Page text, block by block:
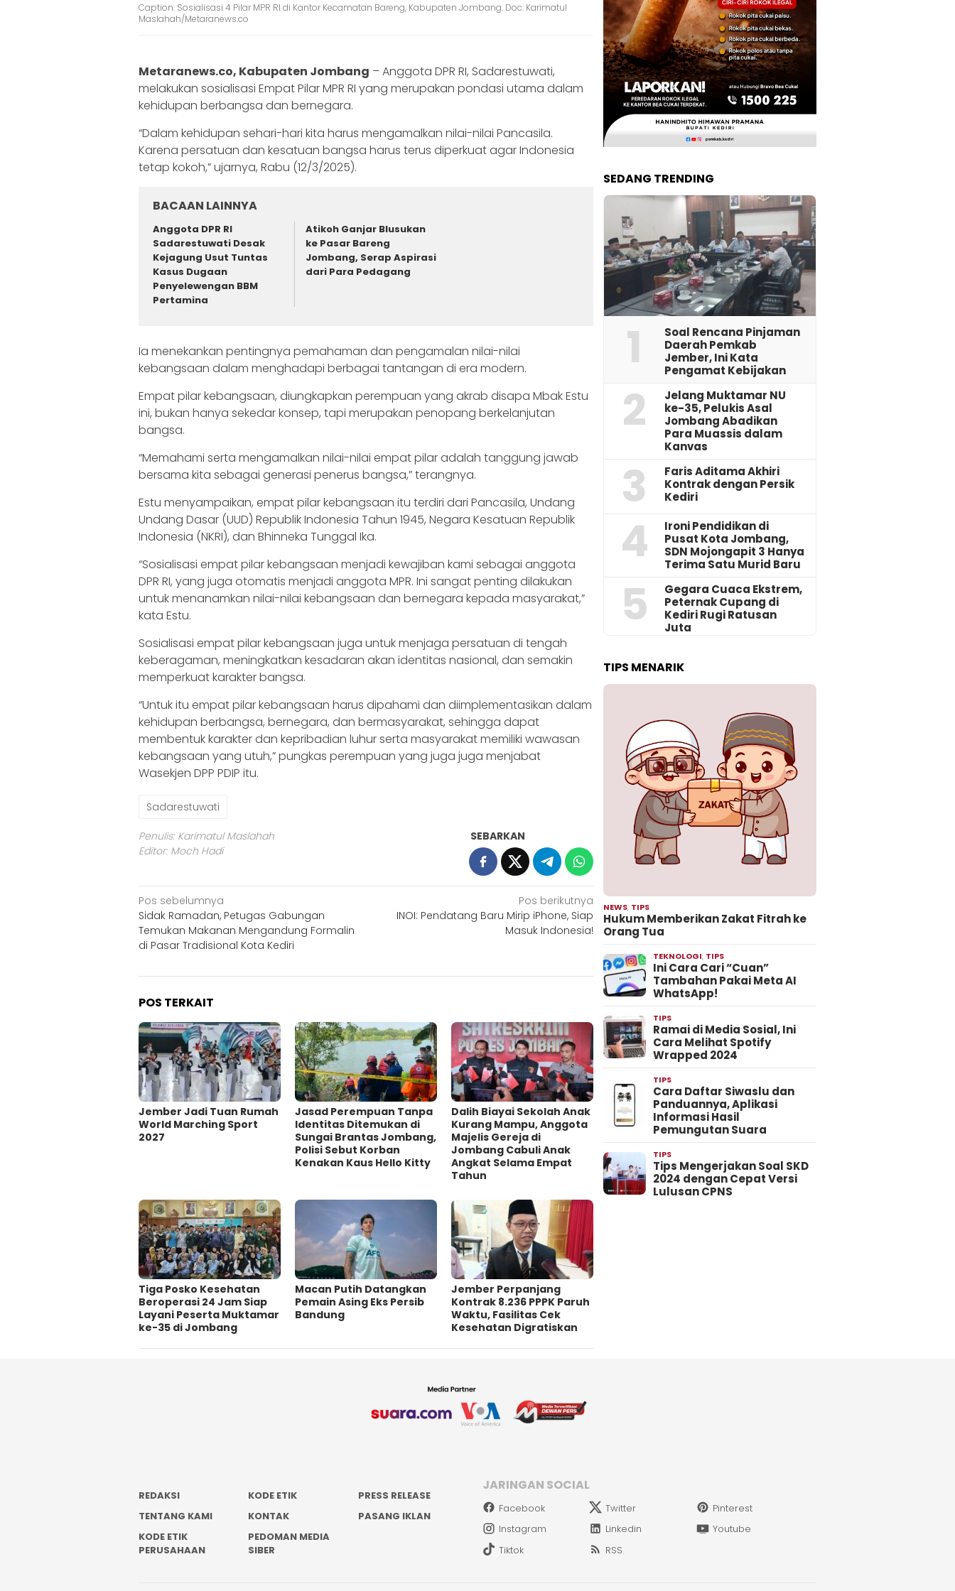
Caption: Sosialisasi 4 Pilar MPR RI di Kantor Kecamatan Bareng, Kabupaten Jombang. Doc: Karimatul
Maslahah/Metaranews.co
Metaranews.co, Kabupaten Jombang – Anggota DPR RI, Sadarestuwati,
melakukan sosialisasi Empat Pilar MPR RI yang merupakan pondasi utama dalam
kehidupan berbangsa dan bernegara.
“Dalam kehidupan sehari-hari kita harus mengamalkan nilai-nilai Pancasila.
Karena persatuan dan kesatuan bangsa harus terus diperkuat agar Indonesia
tetap kokoh,” ujarnya, Rabu (12/3/2025).
BACAAN LAINNYA
Anggota DPR RI
Sadarestuwati Desak
Kejagung Usut Tuntas
Kasus Dugaan
Penyelewengan BBM
Pertamina
Atikoh Ganjar Blusukan
ke Pasar Bareng
Jombang, Serap Aspirasi
dari Para Pedagang
Ia menekankan pentingnya pemahaman dan pengamalan nilai-nilai
kebangsaan dalam menghadapi berbagai tantangan di era modern.
Empat pilar kebangsaan, diungkapkan perempuan yang akrab disapa Mbak Estu
ini, bukan hanya sekedar konsep, tapi merupakan penopang berkelanjutan
bangsa.
“Memahami serta mengamalkan nilai-nilai empat pilar adalah tanggung jawab
bersama kita sebagai generasi penerus bangsa,” terangnya.
Estu menyampaikan, empat pilar kebangsaan itu terdiri dari Pancasila, Undang
Undang Dasar (UUD) Republik Indonesia Tahun 1945, Negara Kesatuan Republik
Indonesia (NKRI), dan Bhinneka Tunggal Ika.
“Sosialisasi empat pilar kebangsaan menjadi kewajiban kami sebagai anggota
DPR RI, yang juga otomatis menjadi anggota MPR. Ini sangat penting dilakukan
untuk menanamkan nilai-nilai kebangsaan dan bernegara kepada masyarakat,”
kata Estu.
Sosialisasi empat pilar kebangsaan juga untuk menjaga persatuan di tengah
keberagaman, meningkatkan kesadaran akan identitas nasional, dan semakin
memperkuat karakter bangsa.
“Untuk itu empat pilar kebangsaan harus dipahami dan diimplementasikan dalam
kehidupan berbangsa, bernegara, dan bermasyarakat, sehingga dapat
membentuk karakter dan kepribadian luhur serta masyarakat memiliki wawasan
kebangsaan yang utuh,” pungkas perempuan yang juga juga menjabat
Wasekjen DPP PDIP itu.
Sadarestuwati
Penulis: Karimatul Maslahah
Editor: Moch Hadi
SEBARKAN
Navigasi
pos
Pos sebelumnya
Sidak Ramadan, Petugas Gabungan
Temukan Makanan Mengandung Formalin
di Pasar Tradisional Kota Kediri
Pos berikutnya
INOI: Pendatang Baru Mirip iPhone, Siap
Masuk Indonesia!
POS TERKAIT
Jember Jadi Tuan Rumah
World Marching Sport
2027
Jasad Perempuan Tanpa
Identitas Ditemukan di
Sungai Brantas Jombang,
Polisi Sebut Korban
Kenakan Kaus Hello Kitty
Dalih Biayai Sekolah Anak
Kurang Mampu, Anggota
Majelis Gereja di
Jombang Cabuli Anak
Angkat Selama Empat
Tahun
Tiga Posko Kesehatan
Beroperasi 24 Jam Siap
Layani Peserta Muktamar
ke-35 di Jombang
Macan Putih Datangkan
Pemain Asing Eks Persib
Bandung
Jember Perpanjang
Kontrak 8.236 PPPK Paruh
Waktu, Fasilitas Cek
Kesehatan Digratiskan
SEDANG TRENDING
1
‎Soal Rencana Pinjaman
Daerah Pemkab
Jember, Ini Kata
Pengamat Kebijakan ‎
2
Jelang Muktamar NU
ke-35, Pelukis Asal
Jombang Abadikan
Para Muassis dalam
Kanvas
3
Faris Aditama Akhiri
Kontrak dengan Persik
Kediri
4
Ironi Pendidikan di
Pusat Kota Jombang,
SDN Mojongapit 3 Hanya
Terima Satu Murid Baru
5
‎Gegara Cuaca Ekstrem,
Peternak Cupang di
Kediri Rugi Ratusan
Juta
TIPS MENARIK
NEWS, TIPS
Hukum Memberikan Zakat Fitrah ke
Orang Tua
TEKNOLOGI, TIPS
Ini Cara Cari “Cuan”
Tambahan Pakai Meta AI
WhatsApp!
TIPS
Ramai di Media Sosial, Ini
Cara Melihat Spotify
Wrapped 2024
TIPS
Cara Daftar Siwaslu dan
Panduannya, Aplikasi
Informasi Hasil
Pemungutan Suara
TIPS
Tips Mengerjakan Soal SKD
2024 dengan Cepat Versi
Lulusan CPNS
REDAKSI KODE ETIK
PRESS RELEASE
TENTANG KAMI
KONTAK
PASANG IKLAN
KODE ETIK
PERUSAHAAN
PEDOMAN MEDIA
SIBER
JARINGAN SOCIAL
Facebook Twitter
Pinterest
Instagram
Linkedin
Youtube
Tiktok
RSS